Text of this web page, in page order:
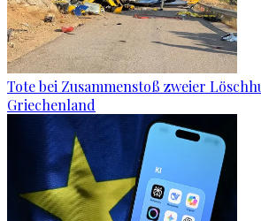
Tote bei Zusammenstoß zweier
Griechenland